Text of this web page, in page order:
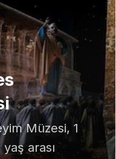
Müzesi, 1
arası